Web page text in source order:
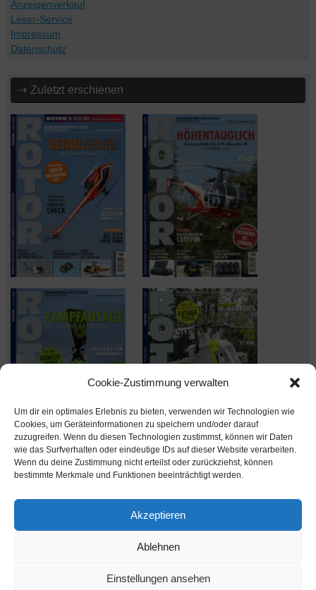
Cookie-Zustimmung verwalten
Um dir ein optimales Erlebnis zu bieten, verwenden wir Technologien wie
Cookies, um Geräteinformationen zu speichern und/oder darauf
zuzugreifen. Wenn du diesen Technologien zustimmst, können wir Daten
wie das Surfverhalten oder eindeutige IDs auf dieser Website verarbeiten.
Wenn du deine Zustimmung nicht erteilst oder zurückziehst, können
bestimmte Merkmale und Funktionen beeinträchtigt werden.
Akzeptieren
Ablehnen
Einstellungen ansehen
Anzeigenverkauf
Leser-Service
Impressum
Datenschutz
⇢ Zuletzt erschienen
Ausgabe verpasst? Kein Problem – einfach nachbestellen im
GmbH